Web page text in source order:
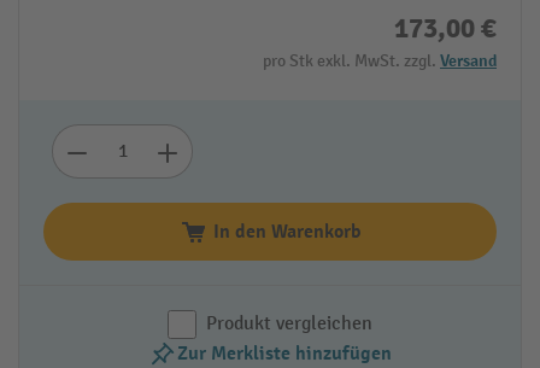
173,00 €
pro Stk exkl. MwSt. zzgl. Versand
In den Warenkorb
Produkt vergleichen
Zur Merkliste hinzufügen